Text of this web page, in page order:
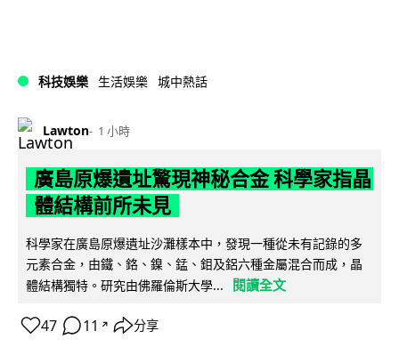
科技娛樂 生活娛樂 城中熱話
Lawton 1 小時
廣島原爆遺址驚現神秘合金 科學家指晶
體結構前所未見
科學家在廣島原爆遺址沙灘樣本中，發現一種從未有記錄的多
元素合金，由鐵、鉻、鎳、錳、鉬及鋁六種金屬混合而成，晶
體結構獨特。研究由佛羅倫斯大學...
閱讀全文
47 11 ↗ 分享